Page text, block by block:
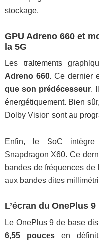
stockage.
GPU Adreno 660 et
la 5G
Les traitements
Adreno 660. Ce dernier
que son prédécesseur.
énergétiquement. Bien
Dolby Vision sont au
Enfin, le SoC
Snapdragon X60. Ce
bandes de fréquences de
aux bandes dites
L’écran du OnePlus 9
Le OnePlus 9 de base
6,55 pouces en